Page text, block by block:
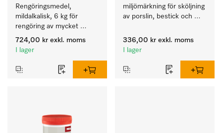
Rengöringsmedel,
mildalkalisk, 6 kg för
rengöring av mycket
smutsigt porslin, bestick
och glas.
724,00 kr exkl. moms
I lager
miljömärkning för sköljning
av porslin, bestick och
336,00 kr exkl. moms
I lager